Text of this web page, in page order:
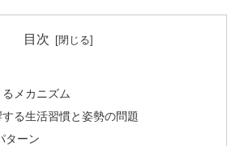
目次
メカニズム
る生活習慣と姿勢の問題
ターン